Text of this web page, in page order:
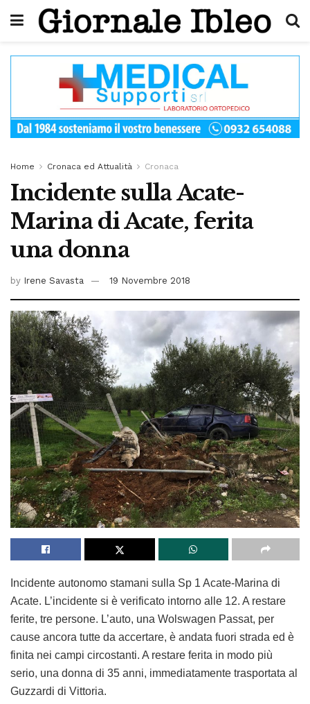
Home Cronaca ed Attualità Cronaca
Incidente sulla Acate-
Marina di Acate, ferita
una donna
by Irene Savasta 19 Novembre 2018
Incidente autonomo stamani sulla Sp 1 Acate-Marina di
Acate. L’incidente si è verificato intorno alle 12. A restare
ferite, tre persone. L’auto, una Wolswagen Passat, per
cause ancora tutte da accertare, è andata fuori strada ed è
finita nei campi circostanti. A restare ferita in modo più
serio, una donna di 35 anni, immediatamente trasportata al
Guzzardi di Vittoria.